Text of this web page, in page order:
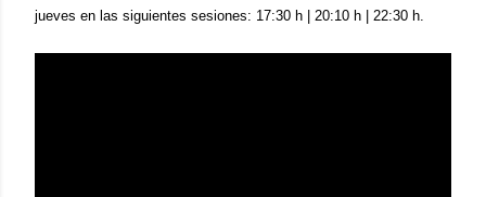
jueves en las siguientes sesiones: 17:30 h | 20:10 h | 22:30 h.